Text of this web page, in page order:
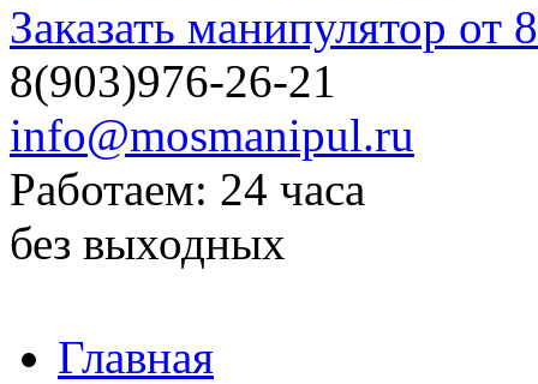
Заказать манипулятор от
8(903)976-26-21
info@mosmanipul.ru
Работаем: 24 часа
без выходных
Главная